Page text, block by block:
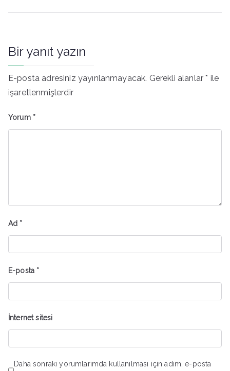
Bir yanıt yazın
E-posta adresiniz yayınlanmayacak. Gerekli alanlar* ile
işaretlenmişlerdir
Yorum *
Ad *
E-posta *
İnternet sitesi
Daha sonraki yorumlarımda kullanılması için adım, e-posta